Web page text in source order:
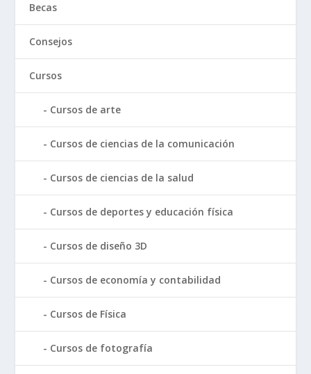
Becas
Consejos
Cursos
Cursos de arte
Cursos de ciencias de la comunicación
Cursos de ciencias de la salud
Cursos de deportes y educación física
Cursos de diseño 3D
Cursos de economía y contabilidad
Cursos de Física
Cursos de fotografía